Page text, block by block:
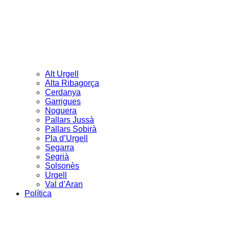
Alt Urgell
Alta Ribagorça
Cerdanya
Garrigues
Noguera
Pallars Jussà
Pallars Sobirà
Pla d’Urgell
Segarra
Segrià
Solsonès
Urgell
Val d’Aran
Política